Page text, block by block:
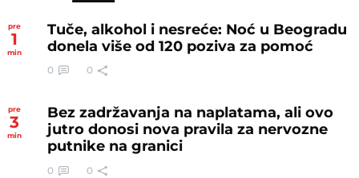
pre
1
min
Tuče, alkohol i nesreće: Noć u Beogradu
donela više od 120 poziva za pomoć
0 0
pre
3
min
Bez zadržavanja na naplatama, ali ovo
jutro donosi nova pravila za nervozne
putnike na granici
0 0